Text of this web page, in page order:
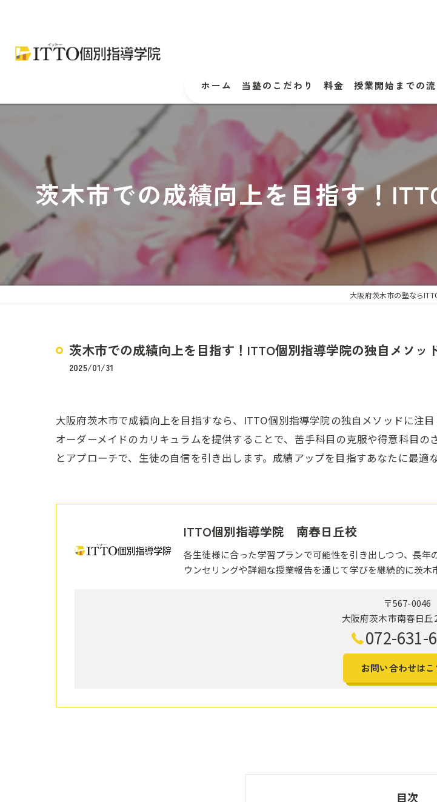
ホーム 当塾のこだわり 料金 授業開始までの
茨木市での成績向上を目指す！
大阪府茨木市の塾なら
茨木市での成績向上を目指す！ITTO個別指導学院の独自メソッ
2025/01/31
大阪府茨木市で成績向上を目指すなら、ITTO個別指導学院の独自メソッドに注
オーダーメイドのカリキュラムを提供することで、苦手科目の克服や得意科目
とアプローチで、生徒の自信を引き出します。成績アップを目指すあなたに最適
ITTO個別指導学院 南春日丘校
各生徒様に合った学習プランで可能性を引き出しつつ、長
ウンセリングや詳細な授業報告を通じて学びを継続的に茨木
〒567-0046
大阪府茨木市南春日丘
072-631-
お問い合わせはこ
目次